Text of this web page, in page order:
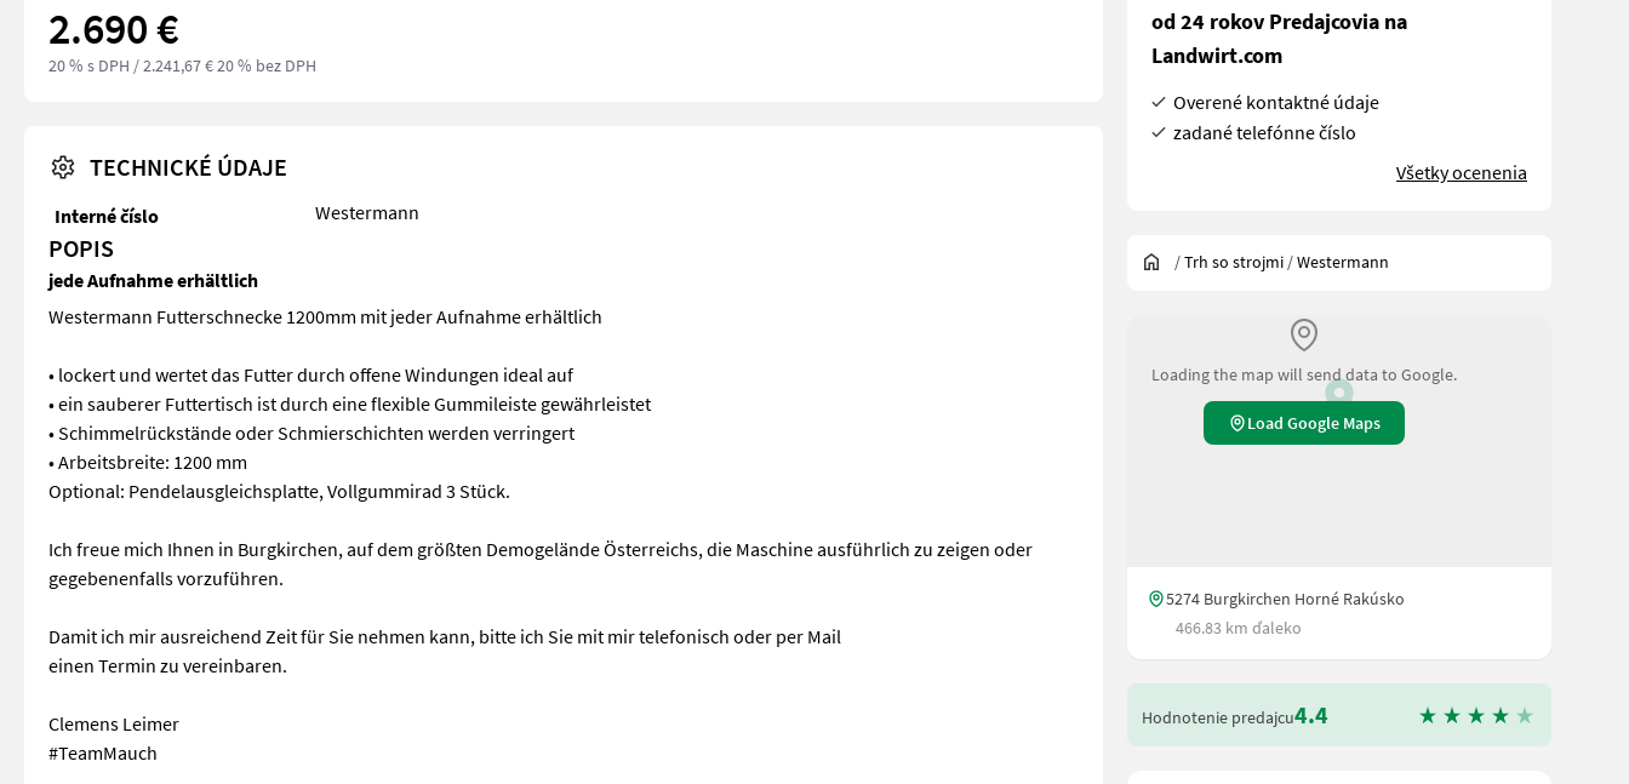
2.690 €
20 % s DPH / 2.241,67 € 20 % bez DPH
TECHNICKÉ ÚDAJE
Interné číslo Westermann
POPIS
jede Aufnahme erhältlich
Westermann Futterschnecke 1200mm mit jeder Aufnahme erhältlich
• lockert und wertet das Futter durch offene Windungen ideal auf
• ein sauberer Futtertisch ist durch eine flexible Gummileiste gewährleistet
• Schimmelrückstände oder Schmierschichten werden verringert
• Arbeitsbreite: 1200 mm
Optional: Pendelausgleichsplatte, Vollgummirad 3 Stück.
Ich freue mich Ihnen in Burgkirchen, auf dem größten Demogelände Österreichs, die Maschine ausführlich zu zeigen oder
gegebenenfalls vorzuführen.
Damit ich mir ausreichend Zeit für Sie nehmen kann, bitte ich Sie mit mir telefonisch oder per Mail
einen Termin zu vereinbaren.
Clemens Leimer
#TeamMauch
od 24 rokov Predajcovia na
Landwirt.com
Overené kontaktné údaje
zadané telefónne číslo
Všetky ocenenia
/Trh so strojmi /Westermann
Loading the map will send data to Google.
Load Google Maps
5274 Burgkirchen Horné Rakúsko
466.83 km ďaleko
Hodnotenie predajcu4.4